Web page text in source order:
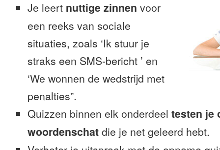
Je leert nuttige zinnen voor
een reeks van sociale
situaties, zoals ‘Ik stuur je
straks een SMS-bericht ’ en
‘We wonnen de wedstrijd met
penalties”.
Quizzen binnen elk onderdeel testen je
woordenschat die je net geleerd hebt.